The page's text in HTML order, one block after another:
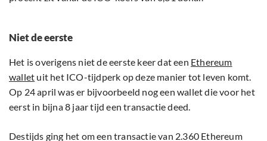
Niet de eerste
Het is overigens niet de eerste keer dat een Ethereum
wallet uit het ICO-tijdperk op deze manier tot leven komt.
Op 24 april was er bijvoorbeeld nog een wallet die voor het
eerst in bijna 8 jaar tijd een transactie deed.
Destijds ging het om een transactie van 2.360 Ethereum